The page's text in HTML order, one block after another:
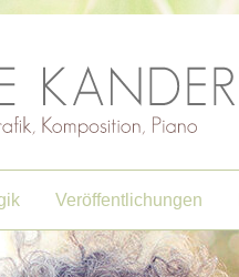
Veröffentlichungen